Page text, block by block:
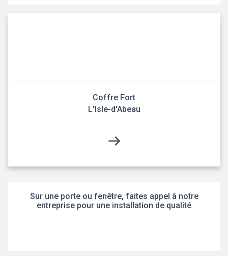
Coffre Fort
L'Isle-d'Abeau
Sur une porte ou fenêtre, faites appel à notre
entreprise pour une installation de qualité